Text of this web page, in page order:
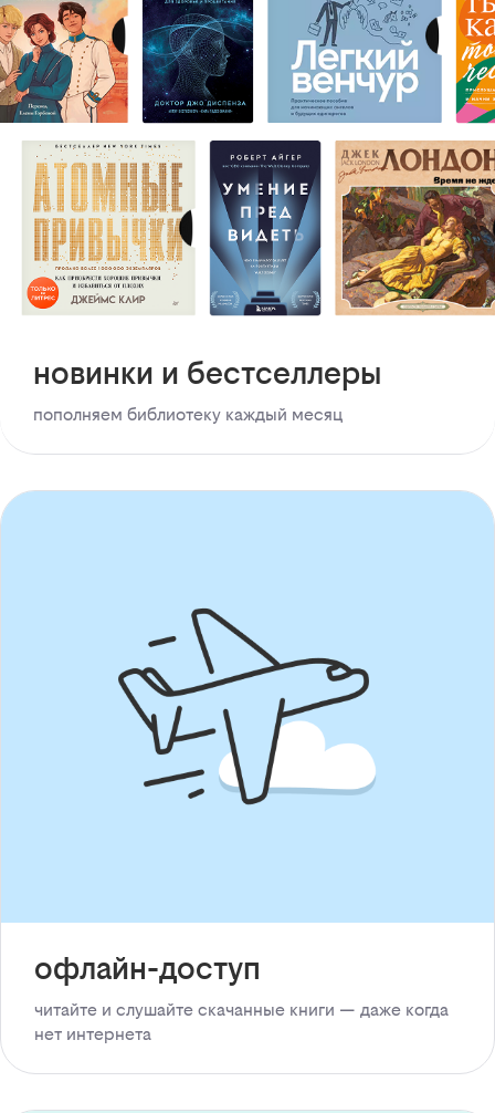
новинки и бестселлеры
пополняем библиотеку каждый месяц
офлайн-доступ
читайте и слушайте скачанные книги — даже когда
нет интернета